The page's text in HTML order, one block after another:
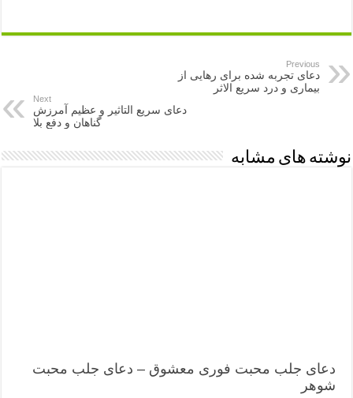
Previous
دعای تجربه شده برای رهایی از
بیماری و درد سریع الاثر
Next
دعای سریع التاثیر و عظیم آمرزش
گناهان و دفع بلا
نوشته های مشابه
دعای جلب محبت فوری معشوق – دعای جلب محبت
شوهر